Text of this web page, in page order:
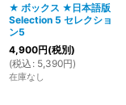
★ ボックス ★日本語版
Selection 5 セレクショ
ン5
4,900円(税別)
(税込 : 5,390円)
在庫なし